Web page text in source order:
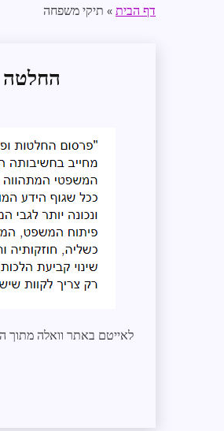
דף הבית » תיקי משפחה
החלטה
לאייטם באתר וואלה מתוך